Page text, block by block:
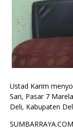
Ustad Karim
Sari, Pasar 7
Deli, Kabupaten